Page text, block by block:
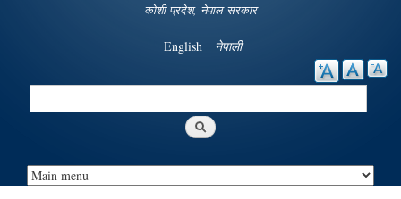
कोशी प्रदेश, नेपाल सरकार
English नेपाली
Search